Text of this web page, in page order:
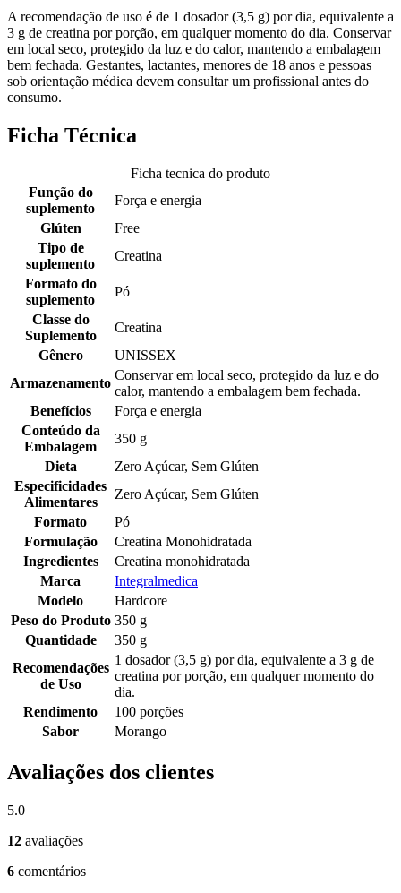
A recomendação de uso é de 1 dosador (3,5 g) por dia, equivalente a
3 g de creatina por porção, em qualquer momento do dia. Conservar
em local seco, protegido da luz e do calor, mantendo a embalagem
bem fechada. Gestantes, lactantes, menores de 18 anos e pessoas
sob orientação médica devem consultar um profissional antes do
consumo.
Ficha Técnica
Ficha tecnica do produto
Função do
suplemento
Força e energia
Glúten
Free
Tipo de
suplemento
Creatina
Formato do
suplemento
Pó
Classe do
Suplemento
Creatina
Gênero
UNISSEX
Armazenamento
Conservar em local seco, protegido da luz e do
calor, mantendo a embalagem bem fechada.
Benefícios
Força e energia
Conteúdo da
Embalagem
350 g
Dieta
Zero Açúcar, Sem Glúten
Especificidades
Alimentares
Zero Açúcar, Sem Glúten
Formato
Pó
Formulação
Creatina Monohidratada
Ingredientes
Creatina monohidratada
Marca
Integralmedica
Modelo
Hardcore
Peso do Produto 350 g
Quantidade
350 g
Recomendações
de Uso
1 dosador (3,5 g) por dia, equivalente a 3 g de
creatina por porção, em qualquer momento do
dia.
Rendimento
100 porções
Sabor
Morango
Avaliações dos clientes
5.0
12 avaliações
6 comentários